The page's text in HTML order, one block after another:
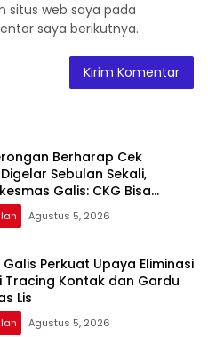
situs web saya pada
saya berikutnya.
Berharap Cek
Sebulan Sekali,
Galis: CKG Bisa
Rutin Lewat Posyandu ILP
Agustus 5, 2026
Galis Perkuat Upaya Eliminasi
Tracing Kontak dan Gardu
Lis
Agustus 5, 2026